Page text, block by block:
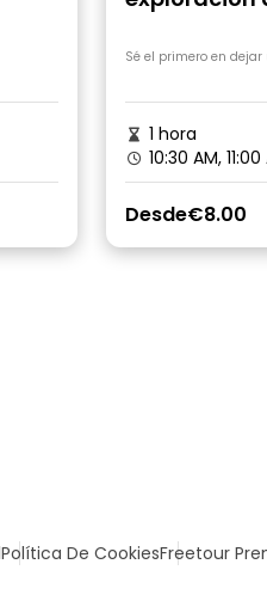
Sé el primero en
1 hora
10:30 AM, 11:00
Desde€8.00
Política De CookiesFreetour